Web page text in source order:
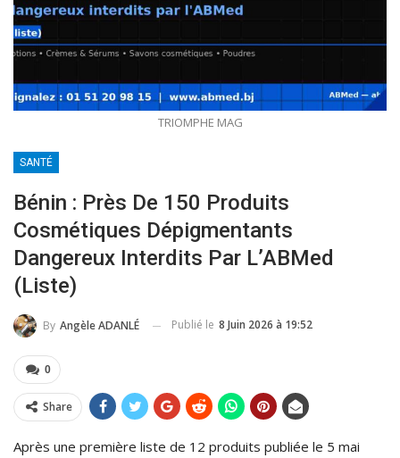
TRIOMPHE MAG
SANTÉ
Bénin : Près De 150 Produits
Cosmétiques Dépigmentants
Dangereux Interdits Par L’ABMed
(liste)
By Angèle ADANLÉ Publié le 8 Juin 2026 à 19:52
0
Share
Après une première liste de 12 produits publiée le 5 mai